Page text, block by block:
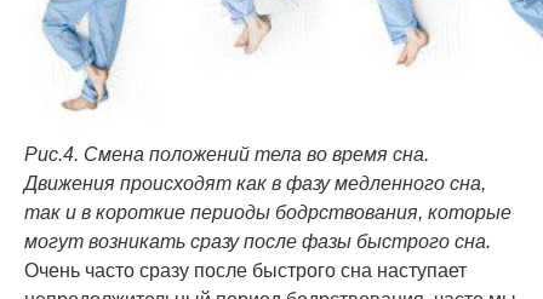
Рис.4. Смена положений тела во время сна.
Движения происходят как в фазу медленного сна,
так и в короткие периоды бодрствования, которые
могут возникать сразу после фазы быстрого сна.
Очень часто сразу после быстрого сна наступает